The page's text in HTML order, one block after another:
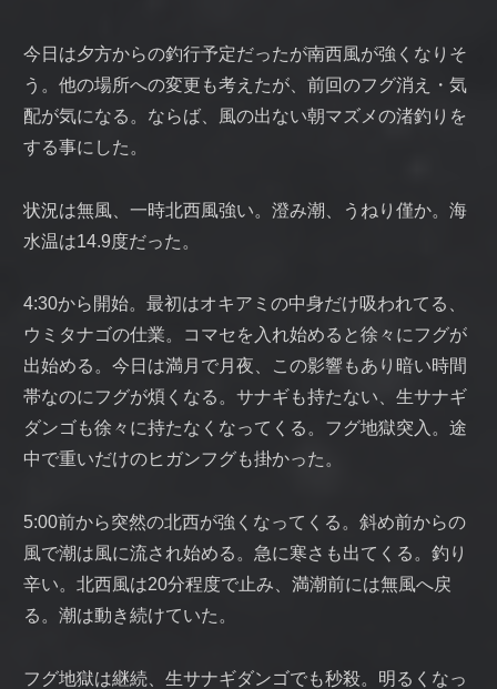
今日は夕方からの釣行予定だったが南西風が強くなりそ
う。他の場所への変更も考えたが、前回のフグ消え・気
配が気になる。ならば、風の出ない朝マズメの渚釣りを
する事にした。
状況は無風、一時北西風強い。澄み潮、うねり僅か。海
水温は14.9度だった。
4:30から開始。最初はオキアミの中身だけ吸われてる、
ウミタナゴの仕業。コマセを入れ始めると徐々にフグが
出始める。今日は満月で月夜、この影響もあり暗い時間
帯なのにフグが煩くなる。サナギも持たない、生サナギ
ダンゴも徐々に持たなくなってくる。フグ地獄突入。途
中で重いだけのヒガンフグも掛かった。
5:00前から突然の北西が強くなってくる。斜め前からの
風で潮は風に流され始める。急に寒さも出てくる。釣り
辛い。北西風は20分程度で止み、満潮前には無風へ戻
る。潮は動き続けていた。
フグ地獄は継続、生サナギダンゴでも秒殺。明るくなっ